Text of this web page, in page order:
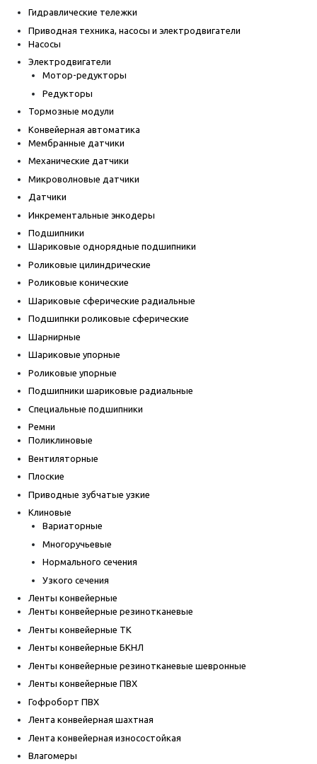
Гидравлические тележки
Приводная техника, насосы и электродвигатели
Насосы
Электродвигатели
Мотор-редукторы
Редукторы
Тормозные модули
Конвейерная автоматика
Мембранные датчики
Механические датчики
Микроволновые датчики
Датчики
Инкрементальные энкодеры
Подшипники
Шариковые однорядные подшипники
Роликовые цилиндрические
Роликовые конические
Шариковые сферические радиальные
Подшипнки роликовые сферические
Шарнирные
Шариковые упорные
Роликовые упорные
Подшипники шариковые радиальные
Специальные подшипники
Ремни
Поликлиновые
Вентиляторные
Плоские
Приводные зубчатые узкие
Клиновые
Вариаторные
Многоручьевые
Нормального сечения
Узкого сечения
Ленты конвейерные
Ленты конвейерные резинотканевые
Ленты конвейерные ТК
Ленты конвейерные БКНЛ
Ленты конвейерные резинотканевые шевронные
Ленты конвейерные ПВХ
Гофроборт ПВХ
Лента конвейерная шахтная
Лента конвейерная износостойкая
Влагомеры